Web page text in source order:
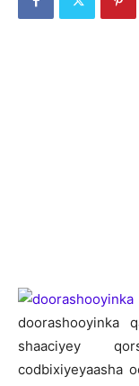
doorashooyinka
shaaciyey
codbixiyeyaasha